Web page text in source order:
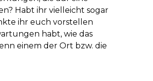
Habt ihr vielleicht sogar
ihr euch vorstellen
habt, wie das
einem der Ort bzw. die